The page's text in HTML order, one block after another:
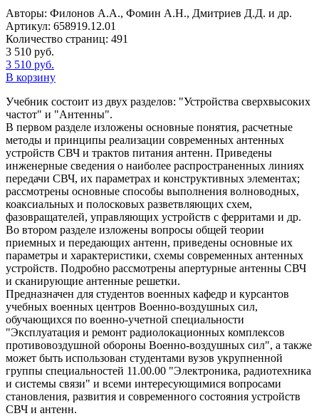
Авторы: Филонов А.А., Фомин А.Н., Дмитриев Д.Д. и др.
Артикул: 658919.12.01
Количество страниц: 491
3 510 руб.
3 510 руб.
В корзину
Учебник состоит из двух разделов: "Устройства сверхвысоких
частот" и "Антенны".
В первом разделе изложены основные понятия, расчетные
методы и принципы реализации современных антенных
устройств СВЧ и трактов питания антенн. Приведены
инженерные сведения о наиболее распространенных линиях
передачи СВЧ, их параметрах и конструктивных элементах;
рассмотрены основные способы выполнения волноводных,
коаксиальных и полосковых разветвляющих схем,
фазовращателей, управляющих устройств с ферритами и др.
Во втором разделе изложены вопросы общей теории
приемных и передающих антенн, приведены основные их
параметры и характеристики, схемы современных антенных
устройств. Подробно рассмотрены апертурные антенны СВЧ
и сканирующие антенные решетки.
Предназначен для студентов военных кафедр и курсантов
учебных военных центров Военно-воздушных сил,
обучающихся по военно-учетной специальности
"Эксплуатация и ремонт радиолокационных комплексов
противовоздушной обороны Военно-воздушных сил", а также
может быть использован студентами вузов укрупненной
группы специальностей 11.00.00 "Электроника, радиотехника
и системы связи" и всеми интересующимися вопросами
становления, развития и современного состояния устройств
СВЧ и антенн.